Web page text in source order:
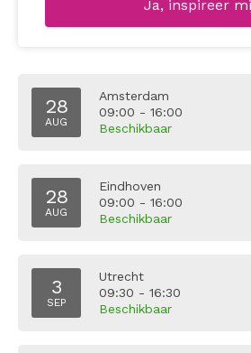
28
AUG
Amsterdam
09:00 - 16:00
Beschikbaar
28
AUG
Eindhoven
09:00 - 16:00
Beschikbaar
3
SEP
Utrecht
09:30 - 16:30
Beschikbaar